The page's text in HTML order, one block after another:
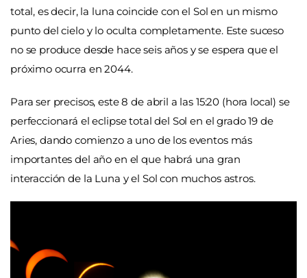
total, es decir, la luna coincide con el Sol en un mismo
punto del cielo y lo oculta completamente. Este suceso
no se produce desde hace seis años y se espera que el
próximo ocurra en 2044.
Para ser precisos, este 8 de abril a las 15:20 (hora local) se
perfeccionará el eclipse total del Sol en el grado 19 de
Aries, dando comienzo a uno de los eventos más
importantes del año en el que habrá una gran
interacción de la Luna y el Sol con muchos astros.